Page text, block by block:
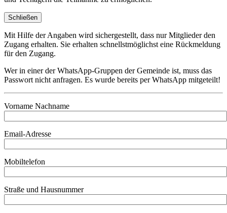
Schließen
Mit Hilfe der Angaben wird sichergestellt, dass nur Mitglieder den
Zugang erhalten. Sie erhalten schnellstmöglichst eine Rückmeldung
für den Zugang.
Wer in einer der WhatsApp-Gruppen der Gemeinde ist, muss das
Passwort nicht anfragen. Es wurde bereits per WhatsApp mitgeteilt!
Vorname Nachname
Email-Adresse
Mobiltelefon
Straße und Hausnummer